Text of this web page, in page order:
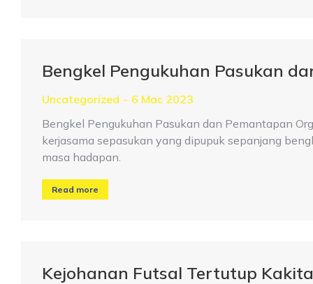
Bengkel Pengukuhan Pasukan
Uncategorized
6 Mac 2023
Bengkel Pengukuhan Pasukan dan Pemantapan
kerjasama sepasukan yang dipupuk sepanjang
masa hadapan.
Read more
Kejohanan Futsal Tertutup